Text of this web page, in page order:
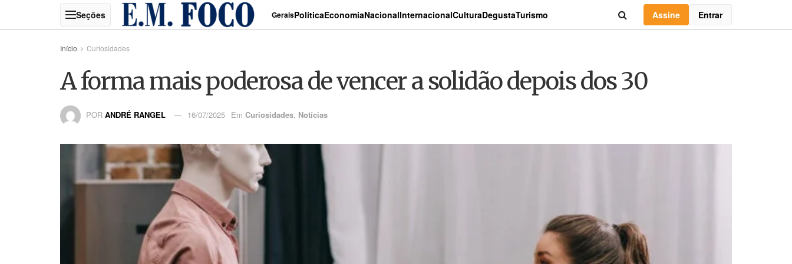
GeraisPolíticaEconomiaNacionalInternacionalCulturaDegustaTurismo Assine Entrar
Início Curiosidades
A forma mais poderosa de vencer a solidão depois dos 30
POR ANDRÉ RANGEL 16/07/2025 Em Curiosidades, Notícias